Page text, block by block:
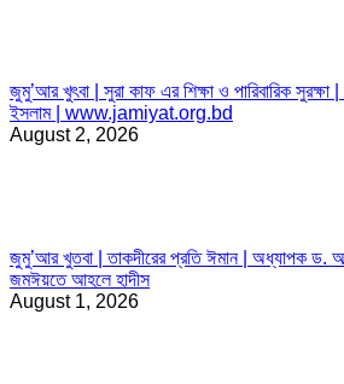
জুমু’আর খুৎবা | সুরা কাফ এর শিক্ষা ও পারিবারিক
ইসলাম | www.jamiyat.org.bd
August 2, 2026
জুমু’আর খুতবা | তাকদীরের প্রতি ঈমান | অধ্যাপক ড.
জমঈয়তে আহলে হাদীস
August 1, 2026